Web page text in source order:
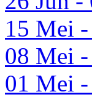
15 Mei
08 Mei
01 Mei